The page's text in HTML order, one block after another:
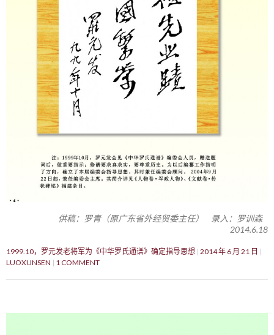
供稿：罗青（原广东省外经贸委主任） 录入：罗训森
2014.6.18
1999.10，罗元发老将军为《中华罗氏通谱》确定指导思想 2014 年 6 月 21 日
LUOXUNSEN
1 COMMENT